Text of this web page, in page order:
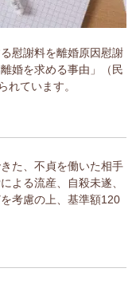
慰謝料を離婚原因慰謝
婚を求める事由」（民
れています。
た、不貞を働いた相手
よる流産、自殺未遂、
考慮の上、基準額120